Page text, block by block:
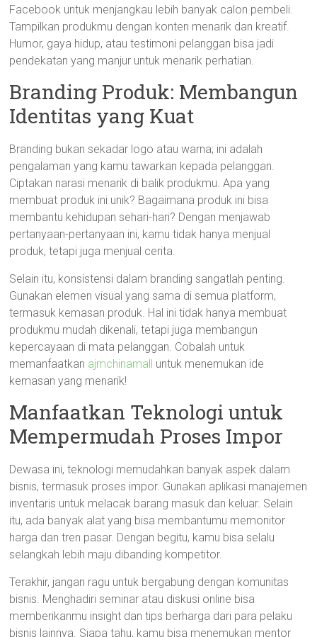
Facebook untuk menjangkau lebih banyak calon pembeli.
Tampilkan produkmu dengan konten menarik dan kreatif.
Humor, gaya hidup, atau testimoni pelanggan bisa jadi
pendekatan yang manjur untuk menarik perhatian.
Branding Produk: Membangun
Identitas yang Kuat
Branding bukan sekadar logo atau warna; ini adalah
pengalaman yang kamu tawarkan kepada pelanggan.
Ciptakan narasi menarik di balik produkmu. Apa yang
membuat produk ini unik? Bagaimana produk ini bisa
membantu kehidupan sehari-hari? Dengan menjawab
pertanyaan-pertanyaan ini, kamu tidak hanya menjual
produk, tetapi juga menjual cerita.
Selain itu, konsistensi dalam branding sangatlah penting.
Gunakan elemen visual yang sama di semua platform,
termasuk kemasan produk. Hal ini tidak hanya membuat
produkmu mudah dikenali, tetapi juga membangun
kepercayaan di mata pelanggan. Cobalah untuk
memanfaatkan ajmchinamall untuk menemukan ide
kemasan yang menarik!
Manfaatkan Teknologi untuk
Mempermudah Proses Impor
Dewasa ini, teknologi memudahkan banyak aspek dalam
bisnis, termasuk proses impor. Gunakan aplikasi manajemen
inventaris untuk melacak barang masuk dan keluar. Selain
itu, ada banyak alat yang bisa membantumu memonitor
harga dan tren pasar. Dengan begitu, kamu bisa selalu
selangkah lebih maju dibanding kompetitor.
Terakhir, jangan ragu untuk bergabung dengan komunitas
bisnis. Menghadiri seminar atau diskusi online bisa
memberikanmu insight dan tips berharga dari para pelaku
bisnis lainnya. Siapa tahu, kamu bisa menemukan mentor